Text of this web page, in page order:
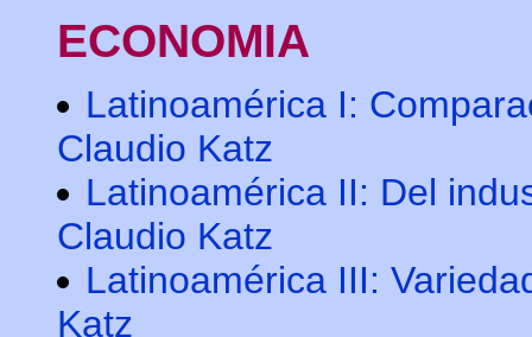
ECONOMIA
Latinoamérica I:
Claudio Katz
Latinoamérica II: Del
Claudio Katz
Latinoamérica III:
Katz